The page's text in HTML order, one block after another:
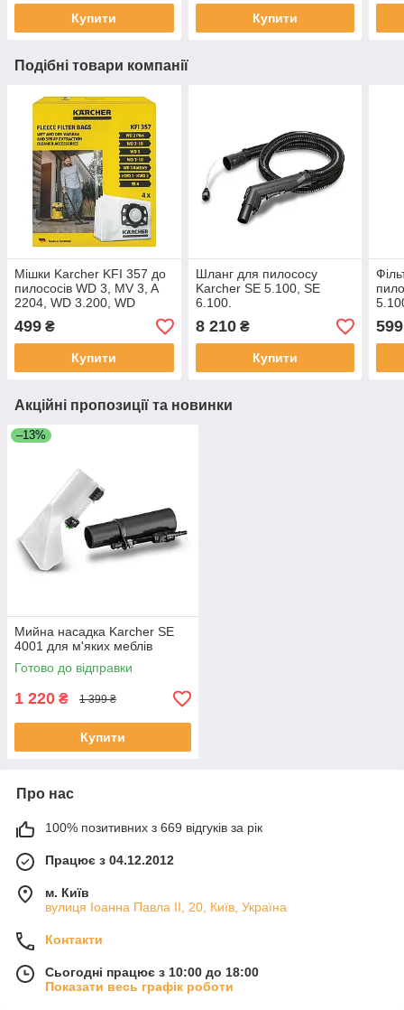
Купити Купити
Подібні товари компанії
Мішки Karcher KFI 357 до
пилососів WD 3, MV 3, A
2204, WD 3.200, WD
3.300, KWD 1, SE 4001
499 ₴
Купити
Шланг для пилососу
Karcher SE 5.100, SE
6.100.
8 210₴
Купити
599
Акційні пропозиції та новинки
–13%
Мийна насадка Karcher SE
4001 для м'яких меблів
Готово до відправки
1 220 ₴ 1 399 ₴
Купити
Про нас
100% позитивних з 669 відгуків за рік
Працює з 04.12.2012
м. Київ
вулиця Іоанна Павла ІІ, 20, Київ, Україна
Контакти
Сьогодні працює з 10:00 до 18:00
Показати весь графік роботи